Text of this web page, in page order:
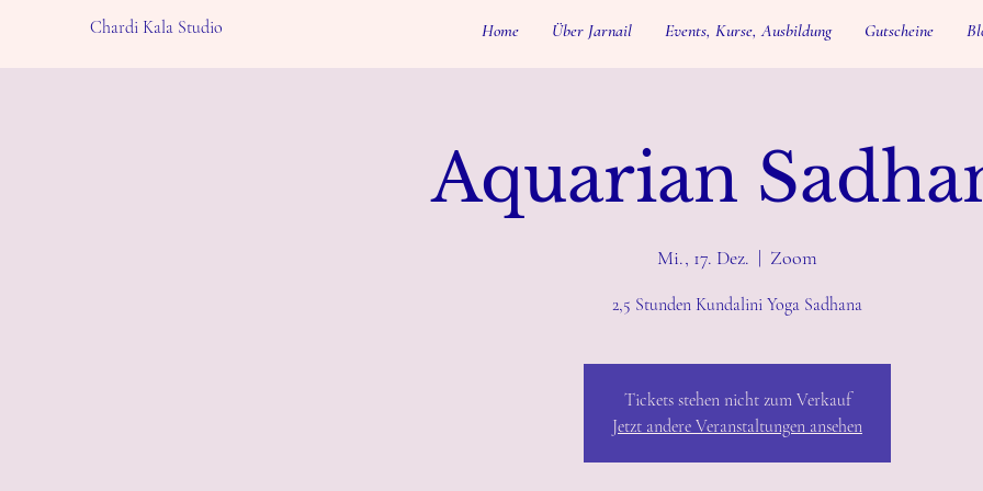
Chardi Kala Studio Home Über Jarnail Events, Kurse, Ausbildung Gutscheine
Aquarian
Mi., 17. Dez.
  |
Zoom
2,5 Stunden Kundalini Yoga Sadhana
Tickets stehen nicht zum Verkauf
Jetzt andere Veranstaltungen ansehen